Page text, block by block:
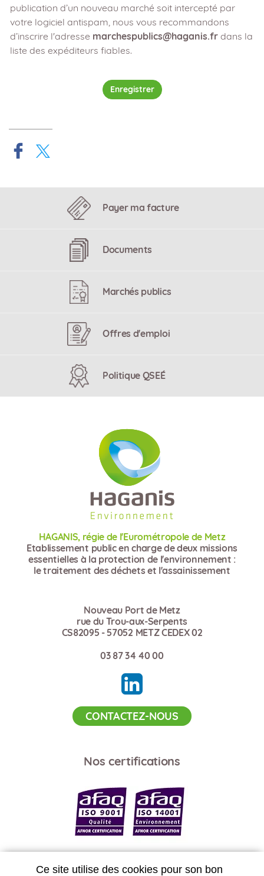
Ce site utilise des cookies pour son bon
publication d’un nouveau marché soit intercepté par
votre logiciel antispam, nous vous recommandons
d’inscrire l'adresse marchespublics@haganis.fr dans la
liste des expéditeurs fiables.
Enregistrer
Payer ma facture
Documents
Marchés publics
Offres d'emploi
Politique QSEÉ
HAGANIS, régie de l'Eurométropole de Metz
Etablissement public en charge de deux missions
essentielles à la protection de l'environnement :
le traitement des déchets et l'assainissement
Nouveau Port de Metz
rue du Trou-aux-Serpents
CS82095 - 57052 METZ CEDEX 02
03 87 34 40 00
CONTACTEZ-NOUS
Nos certifications